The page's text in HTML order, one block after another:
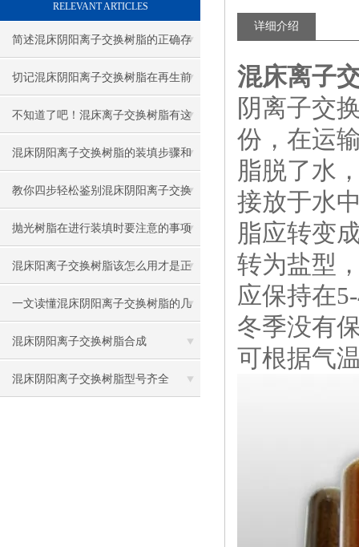
RELEVANT ARTICLES
简述混床阴阳离子交换树脂的正确存
放方法
切记混床阴阳离子交换树脂在再生前
要进行清洗
不知道了吧！混床离子交换树脂有这
么多的作用
混床阴阳离子交换树脂的装填步骤和
使用方法
教你四步轻松鉴别混床阴阳离子交换
树脂
抛光树脂在进行装填时要注意的事项
混床阳离子交换树脂该怎么用才是正
确的？
一文读懂混床阴阳离子交换树脂的几
大知识点
混床阴阳离子交换树脂合成
混床阴阳离子交换树脂型号齐全
详细介绍
混床离子
阴离子交
份，在运
脂脱了水
接放于水
脂应转变
转为盐型
应保持在
冬季没有
可根据气